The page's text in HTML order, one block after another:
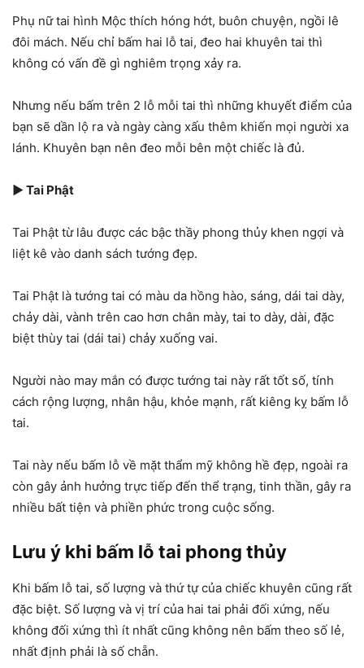
Phụ nữ tai hình Mộc thích hóng hớt, buôn chuyện, ngồi lê
đôi mách. Nếu chỉ bấm hai lỗ tai, đeo hai khuyên tai thì
không có vấn đề gì nghiêm trọng xảy ra.
Nhưng nếu bấm trên 2 lỗ mỗi tai thì những khuyết điểm của
bạn sẽ dần lộ ra và ngày càng xấu thêm khiến mọi người xa
lánh. Khuyên bạn nên đeo mỗi bên một chiếc là đủ.
►Tai Phật
Tai Phật từ lâu được các bậc thầy phong thủy khen ngợi và
liệt kê vào danh sách tướng đẹp.
Tai Phật là tướng tai có màu da hồng hào, sáng, dái tai dày,
chảy dài, vành trên cao hơn chân mày, tai to dày, dài, đặc
biệt thùy tai (dái tai) chảy xuống vai.
Người nào may mắn có được tướng tai này rất tốt số, tính
cách rộng lượng, nhân hậu, khỏe mạnh, rất kiêng kỵ bấm lỗ
tai.
Tai này nếu bấm lỗ về mặt thẩm mỹ không hề đẹp, ngoài ra
còn gây ảnh hưởng trực tiếp đến thể trạng, tinh thần, gây ra
nhiều bất tiện và phiền phức trong cuộc sống.
Lưu ý khi bấm lỗ tai phong thủy
Khi bấm lỗ tai, số lượng và thứ tự của chiếc khuyên cũng rất
đặc biệt. Số lượng và vị trí của hai tai phải đối xứng, nếu
không đối xứng thì ít nhất cũng không nên bấm theo số lẻ,
nhất định phải là số chẵn.